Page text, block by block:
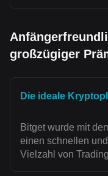
großzügiger
Die ideale
Bitget wurde mit
einen schnellen
Vielzahl von